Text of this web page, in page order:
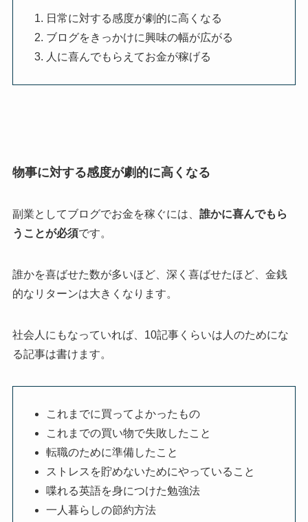
日常に対する感度が劇的に高くなる
ブログをきっかけに興味の幅が広がる
人に喜んでもらえてお金が稼げる
物事に対する感度が劇的に高くなる
副業としてブログでお金を稼ぐには、 誰かに喜んでもら
うことが必須です。
誰かを喜ばせた数が多いほど、深く喜ばせたほど、金銭
的なリターンは大きくなります。
社会人にもなっていれば、10記事くらいは人のためにな
る記事は書けます。
これまでに買ってよかったもの
これまでの買い物で失敗したこと
転職のために準備したこと
ストレスを貯めないためにやっていること
喋れる英語を身につけた勉強法
一人暮らしの節約方法